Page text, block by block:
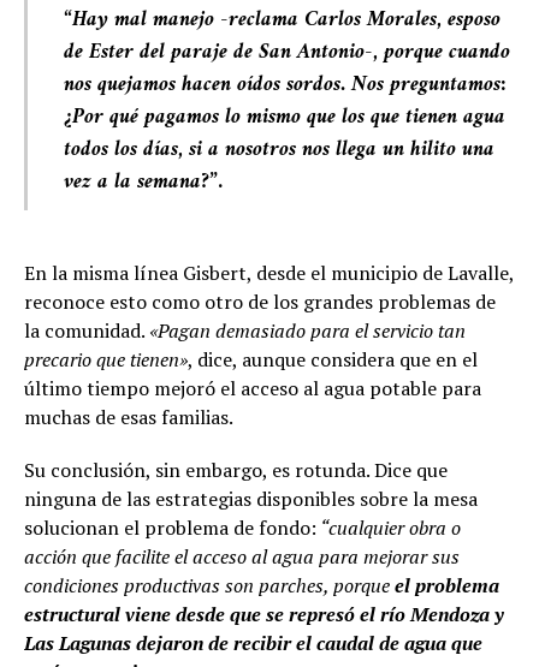
“Hay mal manejo -reclama Carlos Morales, esposo
de Ester del paraje de San Antonio-, porque cuando
nos quejamos hacen oídos sordos. Nos preguntamos:
¿Por qué pagamos lo mismo que los que tienen agua
todos los días, si a nosotros nos llega un hilito una
vez a la semana?”.
En la misma línea Gisbert, desde el municipio de Lavalle,
reconoce esto como otro de los grandes problemas de
la comunidad. «Pagan demasiado para el servicio tan
precario que tienen», dice, aunque considera que en el
último tiempo mejoró el acceso al agua potable para
muchas de esas familias.
Su conclusión, sin embargo, es rotunda. Dice que
ninguna de las estrategias disponibles sobre la mesa
solucionan el problema de fondo: “cualquier obra o
acción que facilite el acceso al agua para mejorar sus
condiciones productivas son parches, porqueel problema
estructural viene desde que se represó el río Mendoza y
Las Lagunas dejaron de recibir el caudal de agua que